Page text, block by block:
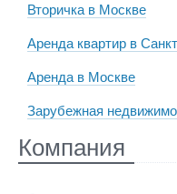
Вторичка в Москве
Аренда квартир в
Аренда в Москве
Зарубежная
Компания